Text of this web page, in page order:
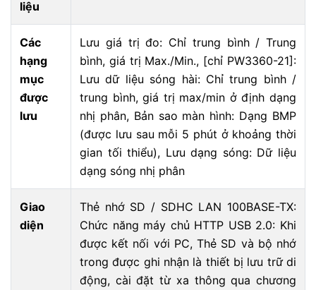
liệu
Các
hạng
mục
được
lưu
Lưu giá trị đo: Chỉ trung bình / Trung
bình, giá trị Max./Min., [chỉ PW3360-21]:
Lưu dữ liệu sóng hài: Chỉ trung bình /
trung bình, giá trị max/min ở định dạng
nhị phân, Bản sao màn hình: Dạng BMP
(được lưu sau mỗi 5 phút ở khoảng thời
gian tối thiểu), Lưu dạng sóng: Dữ liệu
dạng sóng nhị phân
Giao
diện
Thẻ nhớ SD / SDHC LAN 100BASE-TX:
Chức năng máy chủ HTTP USB 2.0: Khi
được kết nối với PC, Thẻ SD và bộ nhớ
trong được ghi nhận là thiết bị lưu trữ di
động, cài đặt từ xa thông qua chương